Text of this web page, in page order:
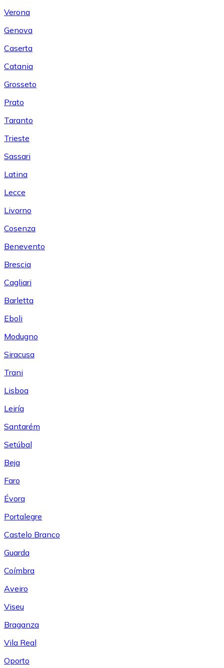
Verona
Genova
Caserta
Catania
Grosseto
Prato
Taranto
Trieste
Sassari
Latina
Lecce
Livorno
Cosenza
Benevento
Brescia
Cagliari
Barletta
Eboli
Modugno
Siracusa
Trani
Lisboa
Leiría
Santarém
Setúbal
Beja
Faro
Évora
Portalegre
Castelo Branco
Guarda
Coímbra
Aveiro
Viseu
Braganza
Vila Real
Oporto